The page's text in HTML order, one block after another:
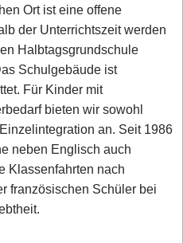
Ort ist eine offene
der Unterrichtszeit werden
Halbtagsgrundschule
Schulgebäude ist
Für Kinder mit
bieten wir sowohl
an. Seit 1986
neben Englisch auch
Klassenfahrten nach
französischen Schüler bei